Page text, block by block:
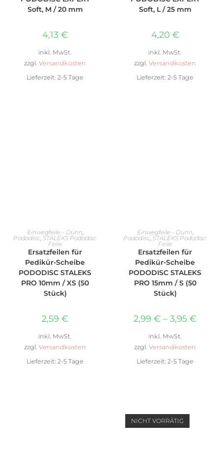
Soft, M / 20 mm
4,13 €
inkl. MwSt.
zzgl. Versandkosten
Lieferzeit: 2-5 Tage
Soft, L / 25 mm
4,20 €
inkl. MwSt.
zzgl. Versandkosten
Lieferzeit: 2-5 Tage
AUSFÜHRUNG WÄHLEN
Einwegfeile - Dünn,
Pododisc, STALEKS Pododisc
Feile
Ersatzfeilen für
Pedikür-Scheibe
PODODISC STALEKS
PRO 10mm / XS (50
Stück)
2,59 €
inkl. MwSt.
zzgl. Versandkosten
Lieferzeit: 2-5 Tage
AUSFÜHRUNG WÄHLEN
Einwegfeile - Dünn,
Pododisc, STALEKS Pododisc
Feile
Ersatzfeilen für
Pedikür-Scheibe
PODODISC STALEKS
PRO 15mm / S (50
Stück)
2,99 € – 3,95 €
inkl. MwSt.
zzgl. Versandkosten
Lieferzeit: 2-5 Tage
NICHT VORRÄTIG